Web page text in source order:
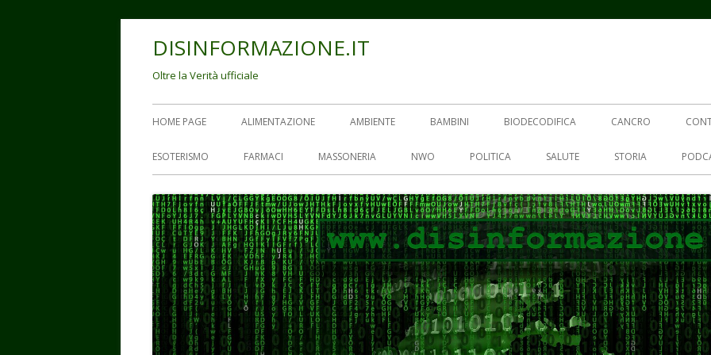
DISINFORMAZIONE.IT
Oltre la Verità ufficiale
Menu
principale
HOME PAGE ALIMENTAZIONE AMBIENTE BAMBINI BIODECODIFICA CANCRO
ESOTERISMO FARMACI MASSONERIA NWO POLITICA SALUTE STORIA